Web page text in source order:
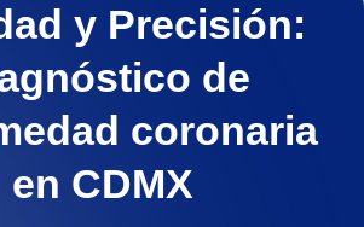
y Precisión:
de
coronaria
en CDMX